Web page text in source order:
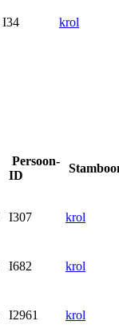
I34 krol
Persoon-
ID
I307 krol
I682 krol
I2961 krol